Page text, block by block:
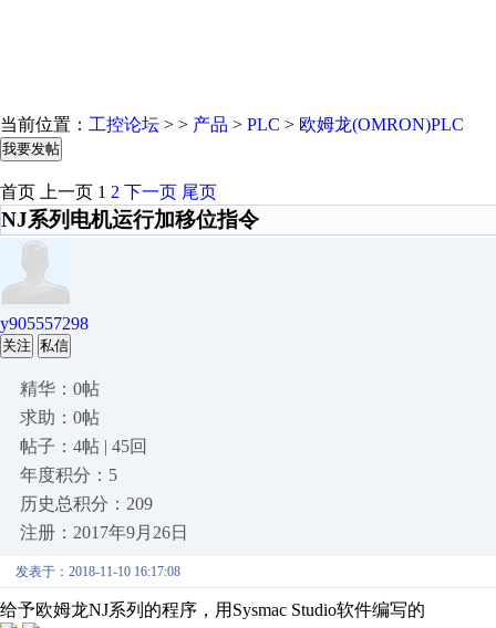
当前位置： 工控论坛 > > 产品 > PLC > 欧姆龙(OMRON)PLC
我要发帖
首页 上一页 1 2 下一页 尾页
NJ系列电机运行加移位指令
y905557298
关注 私信
精华：0帖
求助：0帖
帖子：4帖 | 45回
年度积分：5
历史总积分：209
注册：2017年9月26日
发表于：2018-11-10 16:17:08
给予欧姆龙NJ系列的程序，用Sysmac Studio软件编写的